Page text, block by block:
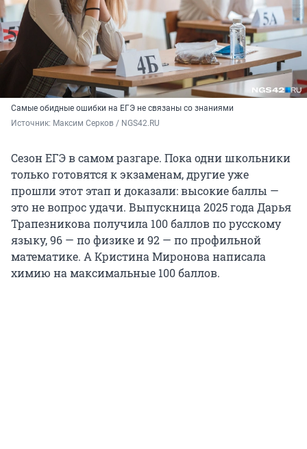
Самые обидные ошибки на ЕГЭ не связаны со знаниями
Источник: Максим Серков / NGS42.RU
Сезон ЕГЭ в самом разгаре. Пока одни школьники
только готовятся к экзаменам, другие уже
прошли этот этап и доказали: высокие баллы —
это не вопрос удачи. Выпускница 2025 года Дарья
Трапезникова получила 100 баллов по русскому
языку, 96 — по физике и 92 — по профильной
математике. А Кристина Миронова написала
химию на максимальные 100 баллов.